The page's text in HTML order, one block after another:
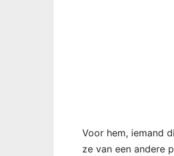
Voor hem, iemand
ze van een andere